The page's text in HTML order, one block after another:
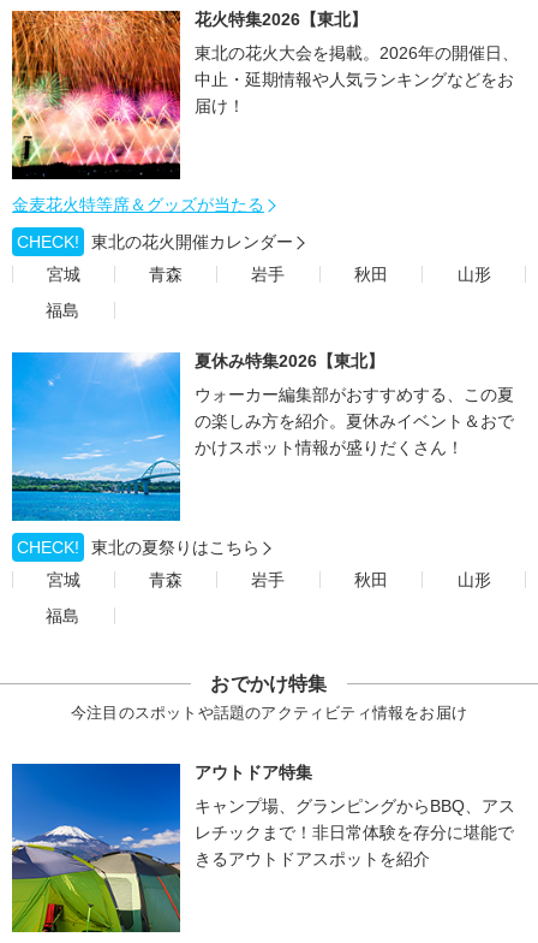
花火特集2026【東北】
東北の花火大会を掲載。2026年の開催日、
中止・延期情報や人気ランキングなどをお
届け！
金麦花火特等席＆グッズが当たる
CHECK!
東北の花火開催カレンダー
宮城
青森 岩手 秋田
山形
福島
夏休み特集2026【東北】
ウォーカー編集部がおすすめする、この夏
の楽しみ方を紹介。夏休みイベント＆おで
かけスポット情報が盛りだくさん！
CHECK!
東北の夏祭りはこちら
宮城
青森 岩手 秋田
山形
福島
おでかけ特集
今注目のスポットや話題のアクティビティ情報をお届け
アウトドア特集
キャンプ場、グランピングからBBQ、アス
レチックまで！非日常体験を存分に堪能で
きるアウトドアスポットを紹介